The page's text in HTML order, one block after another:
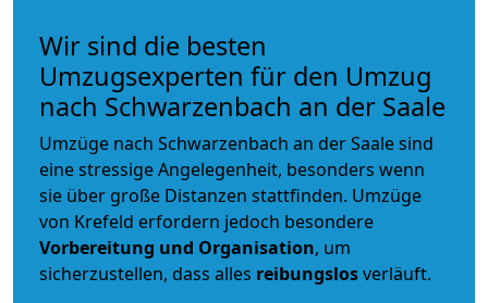
Wir sind die besten
Umzugsexperten für den Umzug
nach Schwarzenbach an der Saale
Umzüge nach Schwarzenbach an der Saale sind
eine stressige Angelegenheit, besonders wenn
sie über große Distanzen stattfinden. Umzüge
von Krefeld erfordern jedoch besondere
Vorbereitung und Organisation, um
sicherzustellen, dass alles reibungslosverläuft.